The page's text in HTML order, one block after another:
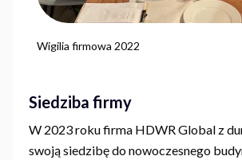
Wigilia firmowa 2022
Siedziba firmy
W 2023 roku firma HDWR Global z
swoją siedzibę do nowoczesnego